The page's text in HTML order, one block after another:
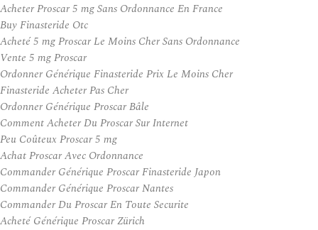
Acheter Proscar 5 mg Sans Ordonnance En France
Buy Finasteride Otc
Acheté 5 mg Proscar Le Moins Cher Sans Ordonnance
Vente 5 mg Proscar
Ordonner Générique Finasteride Prix Le Moins Cher
Finasteride Acheter Pas Cher
Ordonner Générique Proscar Bâle
Comment Acheter Du Proscar Sur Internet
Peu Coûteux Proscar 5 mg
Achat Proscar Avec Ordonnance
Commander Générique Proscar Finasteride Japon
Commander Générique Proscar Nantes
Commander Du Proscar En Toute Securite
Acheté Générique Proscar Zürich